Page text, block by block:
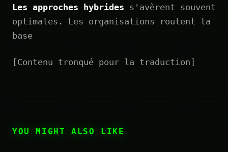
Les approches hybrides s'avèrent souvent
optimales. Les organisations routent la
base
[Contenu tronqué pour la traduction]
YOU MIGHT ALSO LIKE